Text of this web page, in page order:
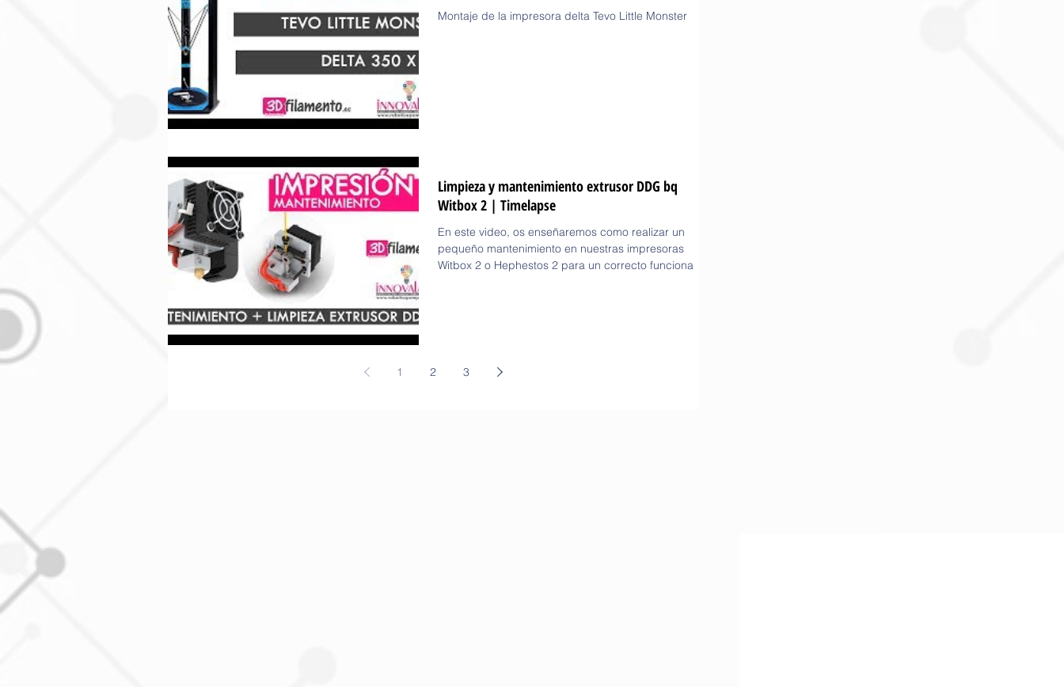
Montaje de la impresora delta Tevo Little Monster
Limpieza y mantenimiento extrusor DDG bq
Witbox 2 | Timelapse
En este video, os enseñaremos como realizar un
pequeño mantenimiento en nuestras impresoras
Witbox 2 o Hephestos 2 para un correcto funciona
1 2 3